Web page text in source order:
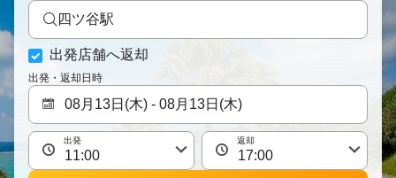
四ツ谷駅
出発店舗へ返却
出発・返却日時
出発 返却